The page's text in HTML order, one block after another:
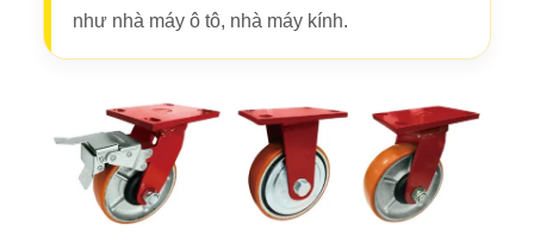
như nhà máy ô tô, nhà máy kính.